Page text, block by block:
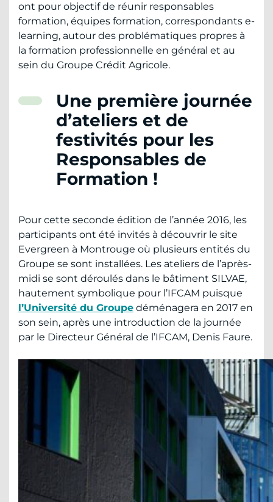
ont pour objectif de réunir responsables
formation, équipes formation, correspondants e-
learning, autour des problématiques propres à
la formation professionnelle en général et au
sein du Groupe Crédit Agricole.
Une première journée
d’ateliers et de
festivités pour les
Responsables de
Formation !
Pour cette seconde édition de l’année 2016, les
participants ont été invités à découvrir le site
Evergreen à Montrouge où plusieurs entités du
Groupe se sont installées. Les ateliers de l’après-
midi se sont déroulés dans le bâtiment SILVAE,
hautement symbolique pour l’IFCAM puisque
l’Université du Groupe déménagera en 2017 en
son sein, après une introduction de la journée
par le Directeur Général de l’IFCAM, Denis Faure.